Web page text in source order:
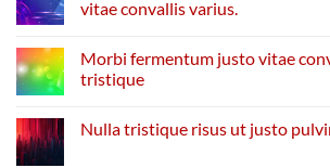
vitae convallis varius.
Morbi fermentum justo vitae
tristique
Nulla tristique risus ut justo